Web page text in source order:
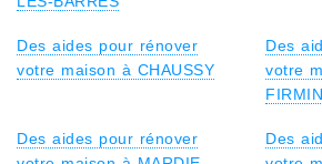
Des aides pour rénover
votre maison à CHAUSSY
Des
votre
Des aides pour rénover
Des